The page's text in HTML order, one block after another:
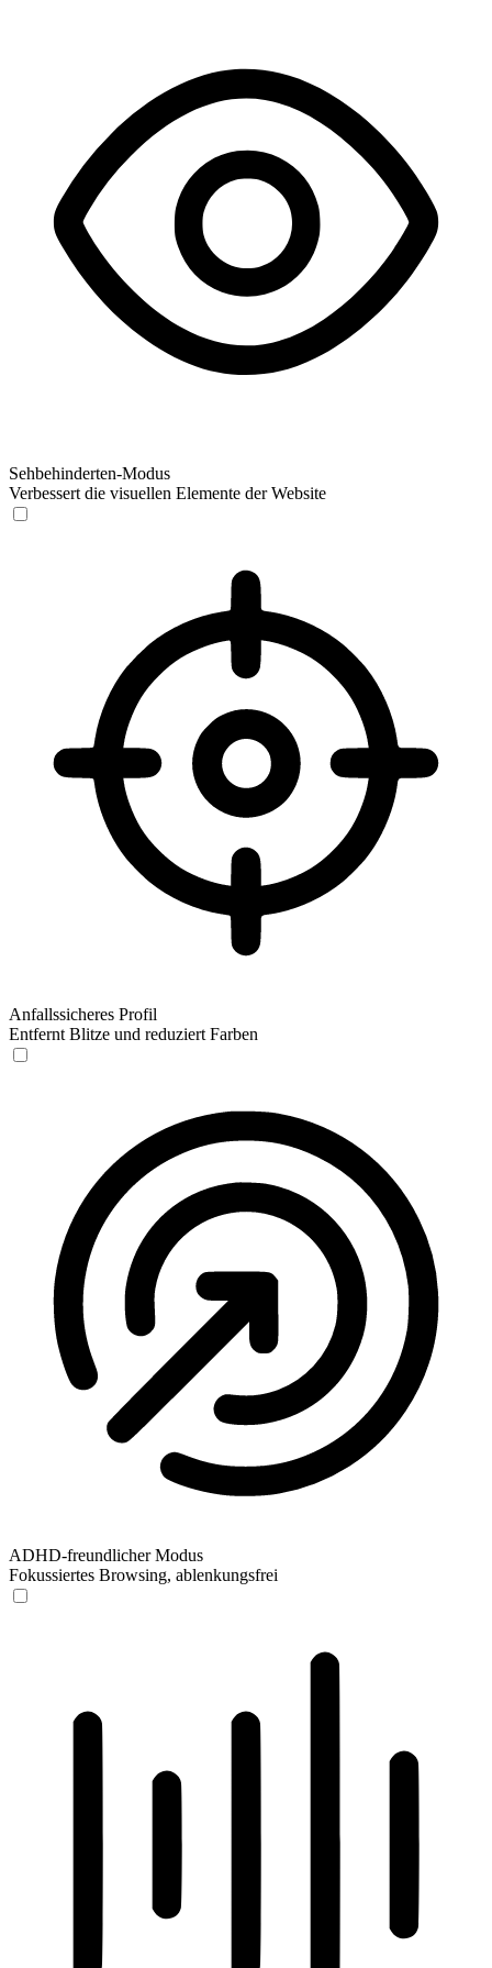
Sehbehinderten-Modus
Verbessert die visuellen Elemente der Website
Anfallssicheres Profil
Entfernt Blitze und reduziert Farben
ADHD-freundlicher Modus
Fokussiertes Browsing, ablenkungsfrei